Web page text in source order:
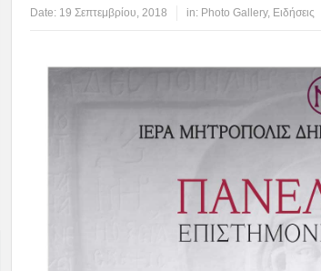
Date: 19 Σεπτεμβρίου, 2018 in: Photo Gallery, Ειδήσεις